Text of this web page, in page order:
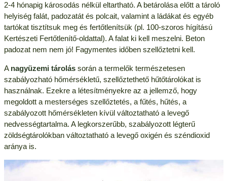
2-4 hónapig károsodás nélkül eltartható. A betárolása előtt a tároló
helyiség falát, padozatát és polcait, valamint a ládákat és egyéb
tartókat tisztítsuk meg és fertőtlenítsük (pl. 100-szoros hígítású
Kertészeti Fertőtlenítő-oldattal). A falat ki kell meszelni. Beton
padozat nem nem jó! Fagymentes időben szellőztetni kell.
A nagyüzemi tárolássorán a termelők természetesen
szabályozható hőmérsékletű, szellőztethető hűtőtárolókat is
használnak. Ezekre a létesítményekre az a jellemző, hogy
megoldott a mesterséges szellőztetés, a fűtés, hűtés, a
szabályozott hőmérsékleten kívül változtatható a levegő
nedvességtartalma. A legkorszerűbb, szabályozott légterű
zöldségtárolókban változtatható a levegő oxigén és széndioxid
aránya is.